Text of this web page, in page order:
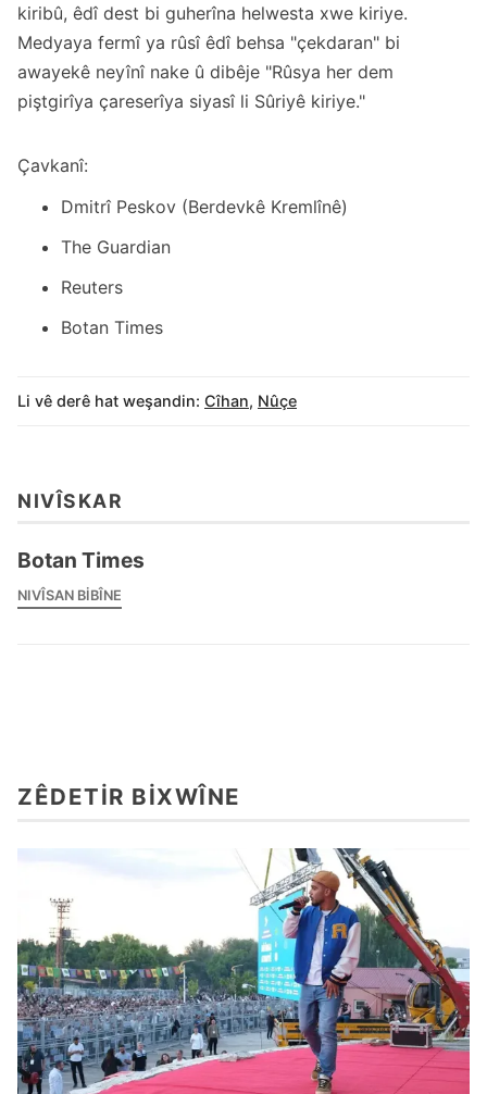
kiribû, êdî dest bi guherîna helwesta xwe kiriye.
Medyaya fermî ya rûsî êdî behsa "çekdaran" bi
awayekê neyînî nake û dibêje "Rûsya her dem
piştgirîya çareserîya siyasî li Sûriyê kiriye."
Çavkanî:
Dmitrî Peskov (Berdevkê Kremlînê)
The Guardian
Reuters
Botan Times
Li vê derê hat weşandin: Cîhan, Nûçe
NIVÎSKAR
Botan Times
NIVÎSAN BIBÎNE
ZÊDETIR BIXWÎNE